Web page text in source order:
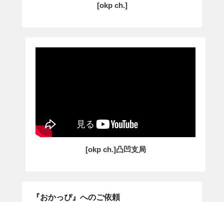
[okp ch.]
[okp ch.]凸凹支局
『おかっぴ』へのご依頼